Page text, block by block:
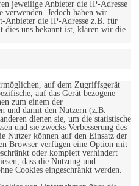
jeweilige Anbieter die IP-Adresse
Jedoch haben wir
Anbieter die IP-Adresse z.B. für
dies uns bekannt ist, klären wir die
auf dem Zugriffsgerät
auf das Gerät bezogene
zum einem der
und damit den Nutzern (z.B.
dienen sie, um die statistische
und sie zwecks Verbesserung des
Nutzer können auf den Einsatz der
Browser verfügen eine Option mit
oder komplett verhindert
dass die Nutzung und
Cookies eingeschränkt werden.